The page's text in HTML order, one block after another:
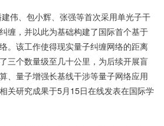
、包小辉、张强等首次采用单光子干
缠，并以此为基础构建了国际首个基于
。该工作使得现实量子纠缠网络的距离
三个数量级至几十公里，为后续开展盲
、量子增强长基线干涉等量子网络应用
关研究成果于5月15日在线发表在国际学